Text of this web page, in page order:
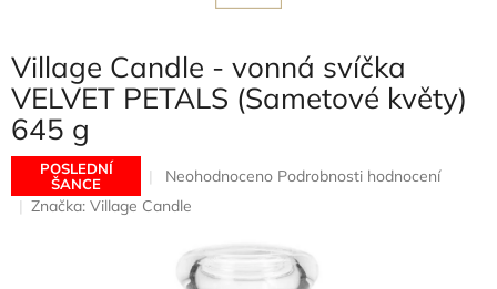
Village Candle - vonná svíčka
VELVET PETALS (Sametové květy)
645 g
POSLEDNÍ
ŠANCE
Průměrné
hodnocení
produktu
Neohodnoceno Podrobnosti hodnocení
Značka: Village Candle